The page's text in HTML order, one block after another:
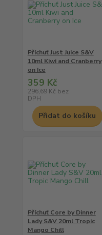
Příchuť Just Juice S&V
10ml Kiwi and Cranberry
on Ice
359 Kč
296,69 Kč bez
DPH
Přidat do košíku
Příchuť Core by Dinner
Lady S&V 20ml Tropic
Mango Chill